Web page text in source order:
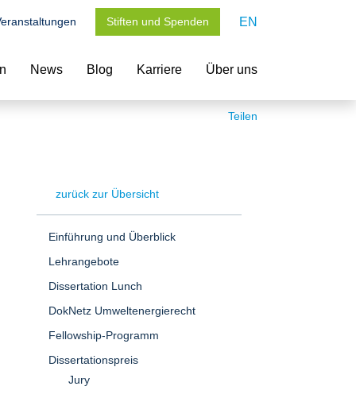
Stiften und Spenden EN
News Blog Karriere Über uns
Teilen
zurück zur Übersicht
Einführung und Überblick
Lehrangebote
Dissertation Lunch
DokNetz Umweltenergierecht
Fellowship-Programm
Dissertationspreis
Jury